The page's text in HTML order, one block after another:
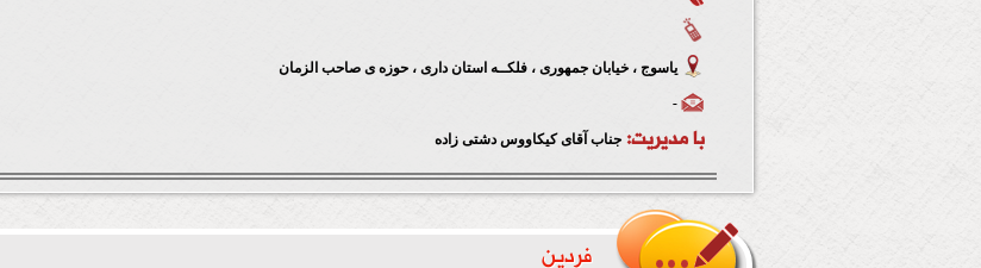
یاسوج ، خیابان جمهوری ، فلکــه استان داری ، حوزه ی صاحب الزمان
-
با مدیریت: جناب آقای کیکاووس دشتی زاده
فردین